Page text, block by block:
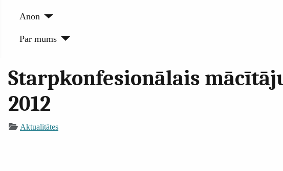
Anon
Par mums
Starpkonfesionālais
2012
Aktualitātes